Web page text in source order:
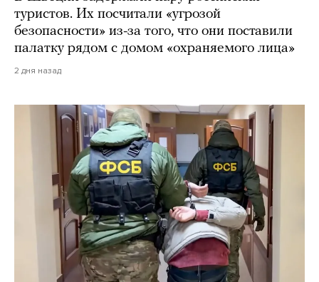
туристов. Их посчитали «угрозой
безопасности» из-за того, что они поставили
палатку рядом с домом «охраняемого лица»
2 дня назад